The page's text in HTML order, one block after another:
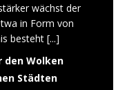
wächst der
in Form von
besteht [...]
den Wolken
Städten